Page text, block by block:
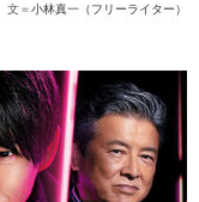
文＝小林真一（フリーライター）